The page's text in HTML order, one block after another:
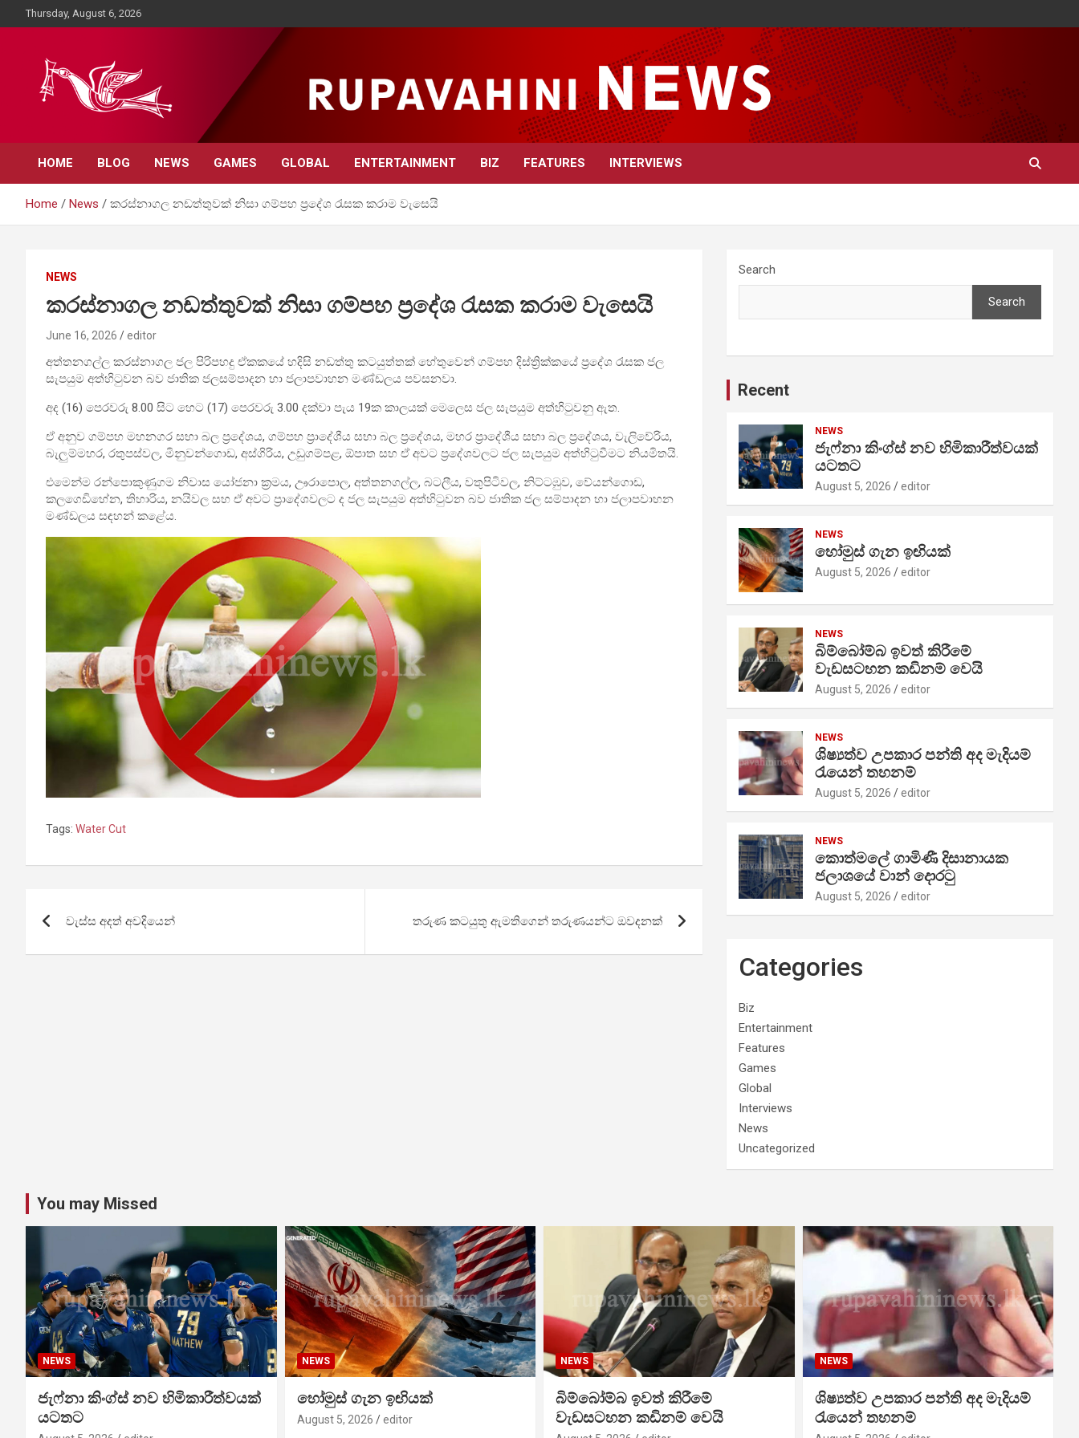
to
Thursday, August 6, 2026
Rupavahini News
HOME BLOG NEWS GAMES GLOBAL ENTERTAINMENT BIZ FEATURES INTERVIEWS
Home News කරස්නාගල නඩත්තුවක් නිසා ගම්පහ ප්‍රදේශ රැසක කරාම වැසෙයි
NEWS
කරස්නාගල නඩත්තුවක් නිසා ගම්පහ ප්‍රදේශ රැසක කරාම වැසෙයි
June 16, 2026 editor
අත්තනගල්ල කරස්නාගල ජල පිරිපහදු ඒකකයේ හදිසි නඩත්තු කටයුත්තක් හේතුවෙන් ගම්පහ දිස්ත්‍රික්කයේ ප්‍රදේශ රැසක ජල
සැපයුම අත්හිටුවන බව ජාතික ජලසම්පාදන හා ජලාපවාහන මණ්ඩලය පවසනවා.
අද (16) පෙරවරු 8.00 සිට හෙට (17) පෙරවරු 3.00 දක්වා පැය 19ක කාලයක් මෙලෙස ජල සැපයුම අත්හිටුවනු ඇත.
ඒ අනුව ගම්පහ මහනගර සභා බල ප්‍රදේශය, ගම්පහ ප්‍රාදේශීය සභා බල ප්‍රදේශය, මහර ප්‍රාදේශීය සභා බල ප්‍රදේශය, වැලිවේරිය,
බැලුම්මහර, රතුපස්වල, මිනුවන්ගොඩ, අස්ගිරිය, උඩුගම්පළ, ඕපාත සහ ඒ අවට ප්‍රදේශවලට ජල සැපයුම අත්හිටුවීමට නියමිතයි.
එමෙන්ම රන්පොකුණුගම නිවාස යෝජනා ක්‍රමය, ඌරාපොල, අත්තනගල්ල, බටලීය, වතුපිටිවල, නිට්ටඹුව, වේයන්ගොඩ,
කලගෙඩිහේන, තිහාරිය, නයිවල සහ ඒ අවට ප්‍රාදේශවලට ද ජල සැපයුම අත්හිටුවන බව ජාතික ජල සම්පාදන හා ජලාපවාහන
මණ්ඩලය සඳහන් කළේය.
Tags: Water Cut
navigation
වැස්ස අදත් අවදියෙන් තරුණ කටයුතු ඇමතිගෙන් තරුණයන්ට ඔවදනක්
Search
Search
Recent
NEWS
ජැෆ්නා කිංග්ස් නව හිමිකාරීත්වයක්
යටතට
August 5, 2026 editor
NEWS
හෝමුස් ගැන ඉඟියක්
August 5, 2026 editor
NEWS
බිම්බෝම්බ ඉවත් කිරීමේ
වැඩසටහන කඩිනම් වෙයි
August 5, 2026 editor
NEWS
ශිෂ්‍යත්ව උපකාර පන්ති අද මැදියම්
රැයෙන් තහනම්
August 5, 2026 editor
NEWS
කොත්මලේ ගාමිණී දිසානායක
ජලාශයේ වාන් දොරටු
August 5, 2026 editor
Categories
Biz
Entertainment
Features
Games
Global
Interviews
News
Uncategorized
You may Missed
NEWS
ජැෆ්නා කිංග්ස් නව හිමිකාරීත්වයක්
යටතට
NEWS
හෝමුස් ගැන ඉඟියක්
August 5, 2026 editor
NEWS
බිම්බෝම්බ ඉවත් කිරීමේ
වැඩසටහන කඩිනම් වෙයි
NEWS
ශිෂ්‍යත්ව උපකාර පන්ති අද මැදියම්
රැයෙන් තහනම්